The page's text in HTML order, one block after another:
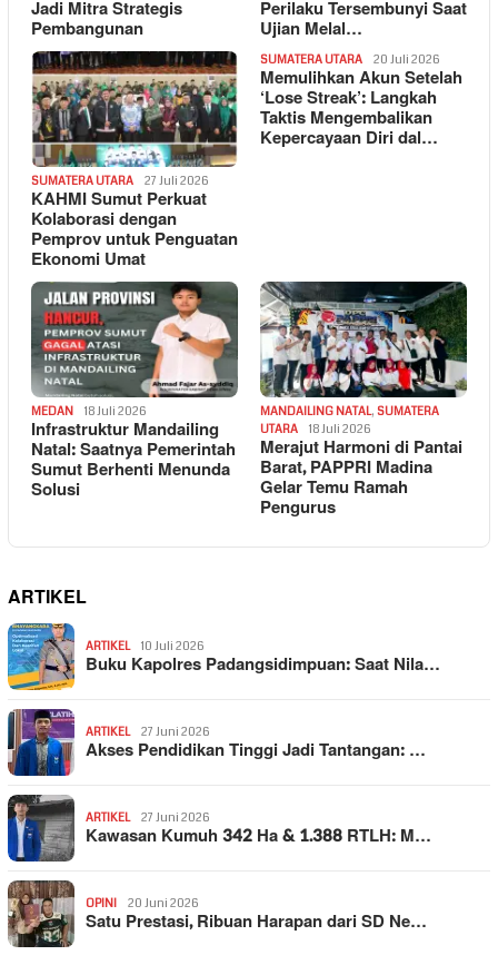
Jadi Mitra Strategis
Pembangunan
Perilaku Tersembunyi Saat
Ujian Melal…
SUMATERA UTARA 27 Juli 2026
KAHMI Sumut Perkuat
Kolaborasi dengan
Pemprov untuk Penguatan
Ekonomi Umat
SUMATERA UTARA 20 Juli 2026
Memulihkan Akun Setelah
‘Lose Streak’: Langkah
Taktis Mengembalikan
Kepercayaan Diri dal…
MEDAN 18 Juli 2026
Infrastruktur Mandailing
Natal: Saatnya Pemerintah
Sumut Berhenti Menunda
Solusi
MANDAILING NATAL, SUMATERA
UTARA
18 Juli 2026
Merajut Harmoni di Pantai
Barat, PAPPRI Madina
Gelar Temu Ramah
Pengurus
ARTIKEL
ARTIKEL 10 Juli 2026
Buku Kapolres Padangsidimpuan: Saat Nila…
ARTIKEL 27 Juni 2026
Akses Pendidikan Tinggi Jadi Tantangan: …
ARTIKEL 27 Juni 2026
Kawasan Kumuh 342 Ha & 1.388 RTLH: M…
OPINI 20 Juni 2026
Satu Prestasi, Ribuan Harapan dari SD Ne…